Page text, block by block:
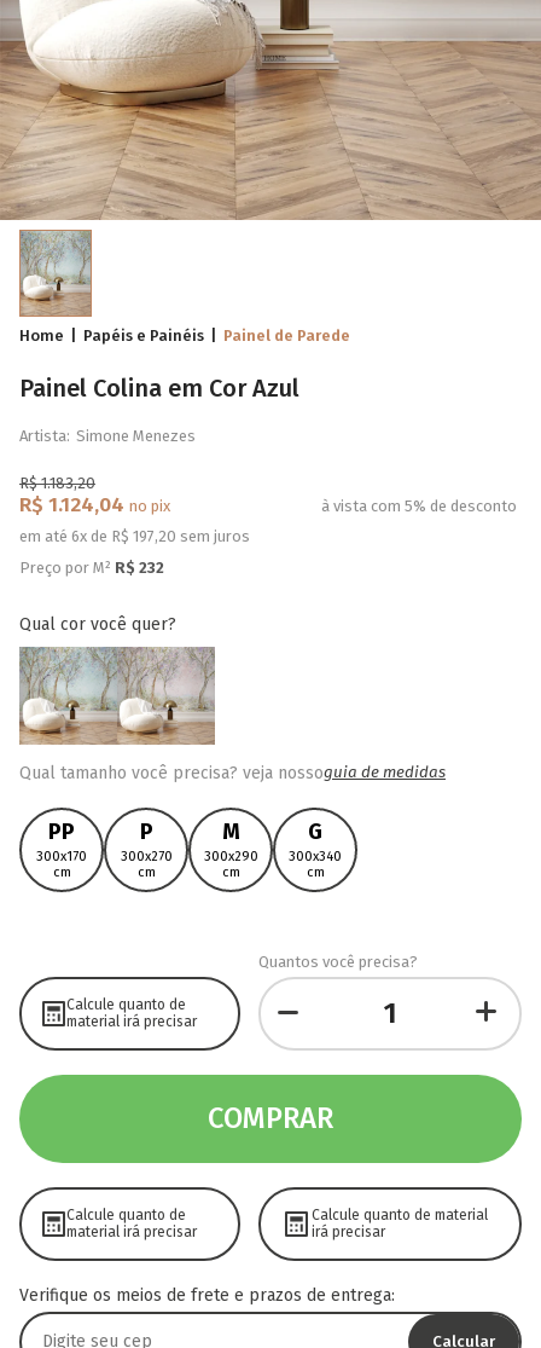
Home Papéis e Painéis Painel de Parede
Painel Colina em Cor Azul
Artista: Simone Menezes
R$ 1.183,20
R$ 1.124,04 no pix
à vista com 5% de desconto
em até 6x de R$ 197,20 sem juros
Preço por M² R$ 232
qual cor você quer?
Qual tamanho você precisa? veja nossoguia de medidas
PP
300x170
cm
P
300x270
cm
M
300x290
cm
G
300x340
cm
Calcule quanto de
material irá precisar
Calcule quanto de
material irá precisar
Calcule quanto de material
irá precisar
Quantos você precisa?
COMPRAR
Verifique os meios de frete e prazos de entrega:
Calcular